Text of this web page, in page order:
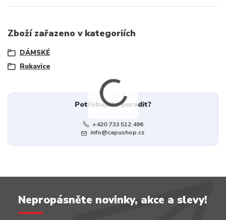
Zboží zařazeno v kategoriích
DÁMSKÉ
Rukavice
Potřebujete poradit?
+420 733 512 496
info@capushop.cz
Nepropásněte novinky, akce a slevy!